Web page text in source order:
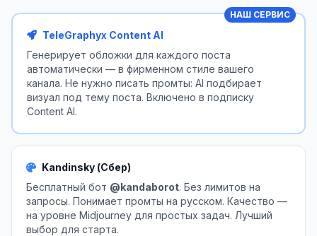
НАШ СЕРВИС
TeleGraphyx Content AI
Генерирует обложки для каждого поста
автоматически — в фирменном стиле вашего
канала. Не нужно писать промты: AI подбирает
визуал под тему поста. Включено в подписку
Content AI.
Kandinsky (Сбер)
Бесплатный бот @kandaborot. Без лимитов на
запросы. Понимает промты на русском. Качество —
на уровне Midjourney для простых задач. Лучший
выбор для старта.